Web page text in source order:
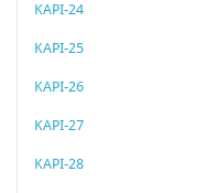
KAPI-24
KAPI-25
KAPI-26
KAPI-27
KAPI-28